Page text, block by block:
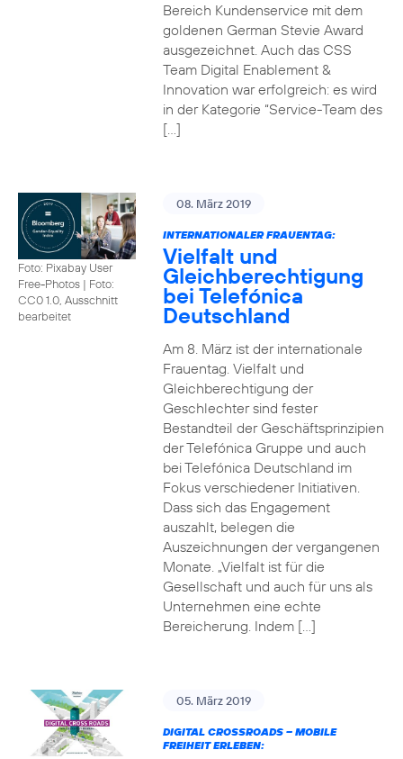
Bereich Kundenservice mit dem
goldenen German Stevie Award
ausgezeichnet. Auch das CSS
Team Digital Enablement &
Innovation war erfolgreich: es wird
in der Kategorie “Service-Team des
[…]
Foto: Pixabay User
Free-Photos | Foto:
CC0 1.0, Ausschnitt
bearbeitet
08. März 2019
INTERNATIONALER FRAUENTAG:
Vielfalt und
Gleichberechtigung
bei Telefónica
Deutschland
Am 8. März ist der internationale
Frauentag. Vielfalt und
Gleichberechtigung der
Geschlechter sind fester
Bestandteil der Geschäftsprinzipien
der Telefónica Gruppe und auch
bei Telefónica Deutschland im
Fokus verschiedener Initiativen.
Dass sich das Engagement
auszahlt, belegen die
Auszeichnungen der vergangenen
Monate. „Vielfalt ist für die
Gesellschaft und auch für uns als
Unternehmen eine echte
Bereicherung. Indem […]
05. März 2019
DIGITAL CROSSROADS – MOBILE
FREIHEIT ERLEBEN: